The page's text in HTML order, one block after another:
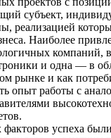
субъект,
реализацией
Наиболее
компаний,
и одна — в
рынке и как
опыт работы с
факторов успеха